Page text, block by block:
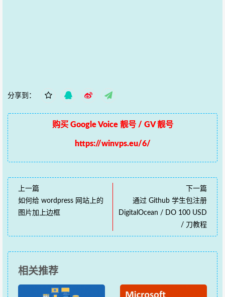
分享到：
购买 Google Voice 靓号 / GV 靓号
https://winvps.eu/6/
上一篇
如何给 wordpress 网站上的
图片加上边框
下一篇
通过 Github 学生包注册
DigitalOcean / DO 100 USD
/ 刀教程
相关推荐